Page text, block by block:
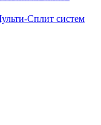
Сплит систем